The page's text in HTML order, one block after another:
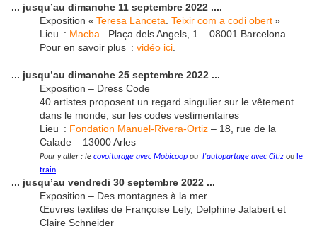
... jusqu’au dimanche 11 septembre 2022 ....
Exposition « Teresa Lanceta Teixir com a codi obert»
Lieu : Macba –Plaça dels Angels, 1 – 08001 Barcelona
Pour en savoir plus : vidéo ici
... jusqu’au dimanche 25 septembre 2022 ...
Exposition – Dress Code
40 artistes proposent un regard singulier sur le vêtement
dans le monde, sur les codes vestimentaires
Lieu : Fondation Manuel-Rivera-Ortiz – 18, rue de la
Calade – 13000 Arles
Pour y aller : le covoiturage avec Mobicoop ou l'autopartage avec Citiz ou le
train
... jusqu’au vendredi 30 septembre 2022 ...
Exposition – Des montagnes à la mer
Œuvres textiles de Françoise Lely, Delphine Jalabert et
Claire Schneider